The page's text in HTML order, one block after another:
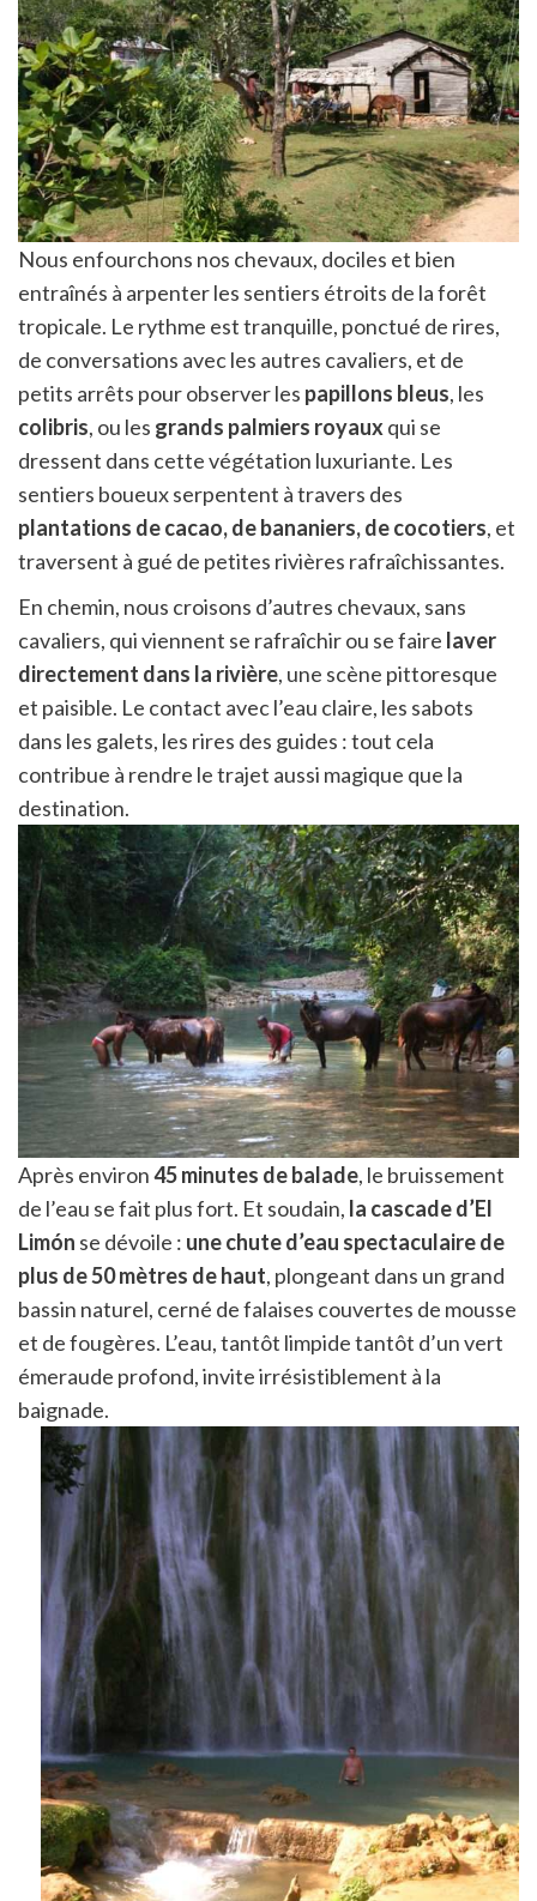
Nous enfourchons nos chevaux, dociles et bien
entraînés à arpenter les sentiers étroits de la forêt
tropicale. Le rythme est tranquille, ponctué de rires,
de conversations avec les autres cavaliers, et de
petits arrêts pour observer les papillons bleus, les
colibris, ou les grands palmiers royaux qui se
dressent dans cette végétation luxuriante. Les
sentiers boueux serpentent à travers des
plantations de cacao, de bananiers, de cocotiers, et
traversent à gué de petites rivières rafraîchissantes.
En chemin, nous croisons d’autres chevaux, sans
cavaliers, qui viennent se rafraîchir ou se faire laver
directement dans la rivière, une scène pittoresque
et paisible. Le contact avec l’eau claire, les sabots
dans les galets, les rires des guides : tout cela
contribue à rendre le trajet aussi magique que la
destination.
Après environ45 minutes de balade, le bruissement
de l’eau se fait plus fort. Et soudain, la cascade d’El
Limón se dévoile : une chute d’eau spectaculaire de
plus de 50 mètres de haut, plongeant dans un grand
bassin naturel, cerné de falaises couvertes de mousse
et de fougères. L’eau, tantôt limpide tantôt d’un vert
émeraude profond, invite irrésistiblement à la
baignade.